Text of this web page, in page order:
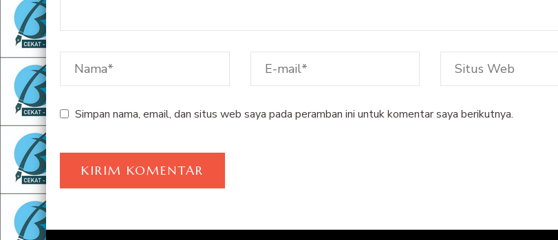
Simpan nama, email, dan situs web saya pada peramban ini untuk komentar saya berikutnya.